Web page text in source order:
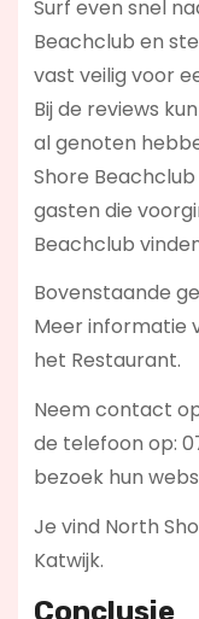
Surf even snel
Beachclub en
vast veilig voor
Bij de reviews
al genoten
Shore
gasten die
Beachclub
Bovenstaande
Meer informatie
het Restaurant.
Neem contact
de telefoon op:
bezoek hun
Je vind North
Katwijk.
Conclusie